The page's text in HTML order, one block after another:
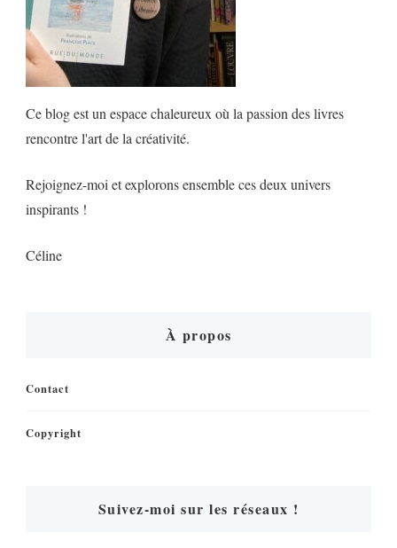
Ce blog est un espace chaleureux où la passion des livres
rencontre l'art de la créativité.
Rejoignez-moi et explorons ensemble ces deux univers
inspirants !
Céline
À propos
Contact
Copyright
Suivez-moi sur les réseaux !